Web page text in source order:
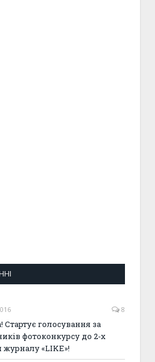
8
Стартує голосування за
фотоконкурсу до 2-х
журналу «LIKE»!